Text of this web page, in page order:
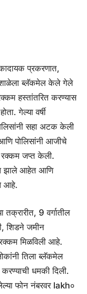
प्रकरणात,
शाळेला ब्लॅकमेल केले गेले
हस्तांतरित करण्यास
गेल्या वर्षी
सहा अटक केली
पोलिसांनी आजीचे
जप्त केली.
झाले आहेत आणि
आहे.
9 वर्गातील
शिडने जमीन
मिळविली आहे.
तिला ब्लॅकमेल
धमकी दिली.
फोन नंबरवर lakh०